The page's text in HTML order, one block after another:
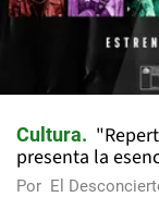
Cultura
presenta la
Por El